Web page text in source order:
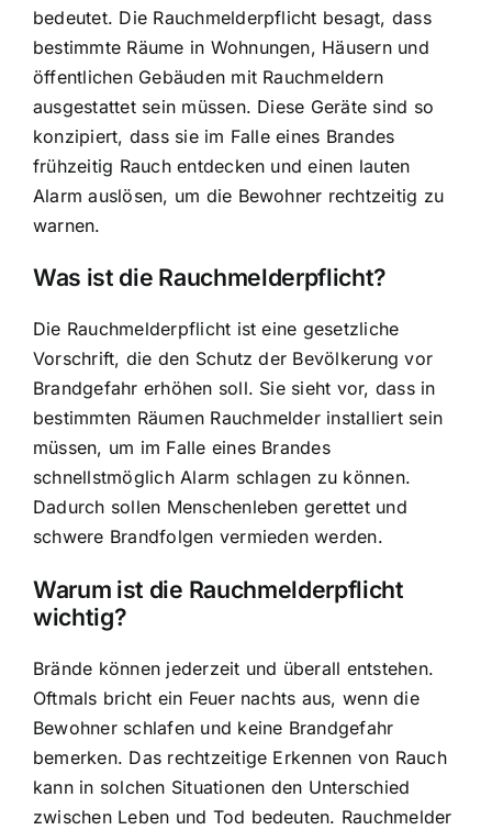
bedeutet. Die Rauchmelderpflicht besagt, dass
bestimmte Räume in Wohnungen, Häusern und
öffentlichen Gebäuden mit Rauchmeldern
ausgestattet sein müssen. Diese Geräte sind so
konzipiert, dass sie im Falle eines Brandes
frühzeitig Rauch entdecken und einen lauten
Alarm auslösen, um die Bewohner rechtzeitig zu
warnen.
Was ist die Rauchmelderpflicht?
Die Rauchmelderpflicht ist eine gesetzliche
Vorschrift, die den Schutz der Bevölkerung vor
Brandgefahr erhöhen soll. Sie sieht vor, dass in
bestimmten Räumen Rauchmelder installiert sein
müssen, um im Falle eines Brandes
schnellstmöglich Alarm schlagen zu können.
Dadurch sollen Menschenleben gerettet und
schwere Brandfolgen vermieden werden.
Warum ist die Rauchmelderpflicht
wichtig?
Brände können jederzeit und überall entstehen.
Oftmals bricht ein Feuer nachts aus, wenn die
Bewohner schlafen und keine Brandgefahr
bemerken. Das rechtzeitige Erkennen von Rauch
kann in solchen Situationen den Unterschied
zwischen Leben und Tod bedeuten. Rauchmelder